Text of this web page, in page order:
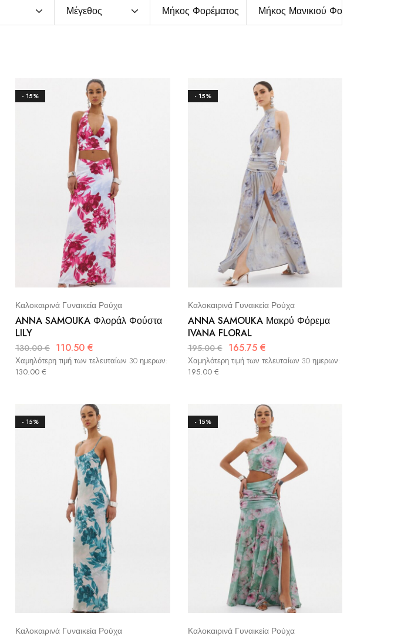
Μέγεθος Μήκος Φορέματος Μήκος Μανικιού Φορέματος
- 15%
Καλοκαιρινά Γυναικεία Ρούχα
ANNA SAMOUKA Φλοράλ Φούστα
LILY
130.00€ 110.50 €
Χαμηλότερη τιμή των τελευταίων 30 ημερων:
130.00 €
- 15%
Καλοκαιρινά Γυναικεία Ρούχα
ANNA SAMOUKA Μακρύ Φόρεμα
IVANA FLORAL
195.00€ 165.75 €
Χαμηλότερη τιμή των τελευταίων 30 ημερων:
195.00 €
- 15%
Καλοκαιρινά Γυναικεία Ρούχα
- 15%
Καλοκαιρινά Γυναικεία Ρούχα